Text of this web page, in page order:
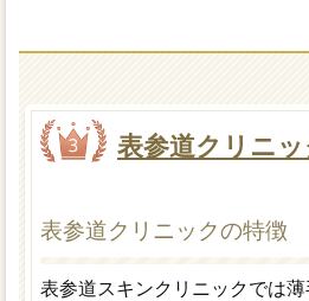
表参道クリニッ
表参道クリニックの特徴
表参道スキンクリニックでは